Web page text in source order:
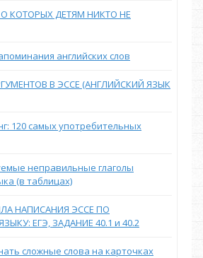
КОТОРЫХ ДЕТЯМ НИКТО НЕ
английских слов
В ЭССЕ (АНГЛИЙСКИЙ ЯЗЫК
120 самых употребительных
неправильные глаголы
(в таблицах)
НАПИСАНИЯ ЭССЕ ПО
ЕГЭ, ЗАДАНИЕ 40.1 и 40.2
сложные слова на карточках